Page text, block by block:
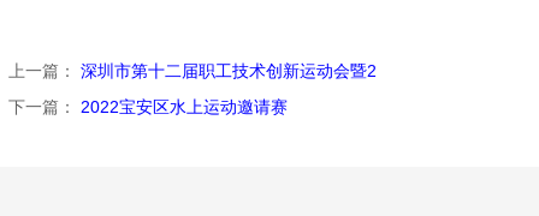
上一篇：
深圳市第十二届职工技术创新运动会暨2
下一篇：
2022宝安区水上运动邀请赛